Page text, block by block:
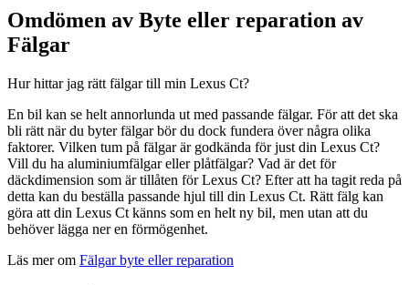
Omdömen av Byte eller reparation av
Fälgar
Hur hittar jag rätt fälgar till min Lexus Ct?
En bil kan se helt annorlunda ut med passande fälgar. För att det ska
bli rätt när du byter fälgar bör du dock fundera över några olika
faktorer. Vilken tum på fälgar är godkända för just din Lexus Ct?
Vill du ha aluminiumfälgar eller plåtfälgar? Vad är det för
däckdimension som är tillåten för Lexus Ct? Efter att ha tagit reda på
detta kan du beställa passande hjul till din Lexus Ct. Rätt fälg kan
göra att din Lexus Ct känns som en helt ny bil, men utan att du
behöver lägga ner en förmögenhet.
Läs mer om Fälgar byte eller reparation